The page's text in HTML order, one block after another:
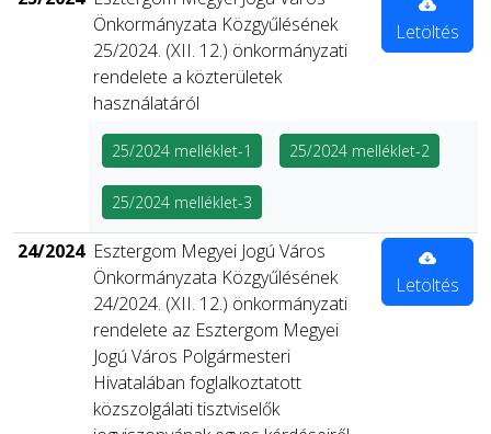
Önkormányzata Közgyűlésének
25/2024. (XII. 12.) önkormányzati
rendelete a közterületek
használatáról
Letöltés
25/2024 melléklet-1 25/2024 melléklet-2
25/2024 melléklet-3
24/2024 Esztergom Megyei Jogú Város
Önkormányzata Közgyűlésének
24/2024. (XII. 12.) önkormányzati
rendelete az Esztergom Megyei
Jogú Város Polgármesteri
Hivatalában foglalkoztatott
közszolgálati tisztviselők
Letöltés